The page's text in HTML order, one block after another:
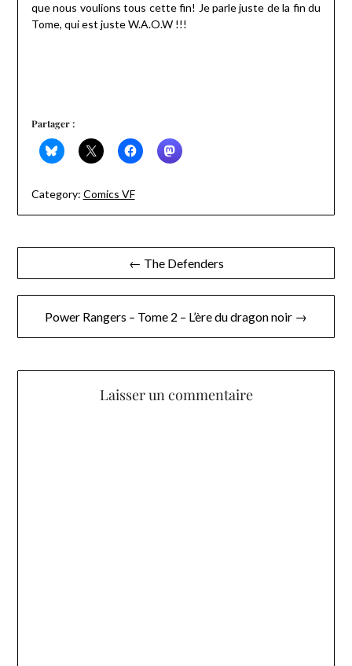
que nous voulions tous cette fin! Je parle juste de la fin du
Tome, qui est juste W.A.O.W !!!
Partager :
Category: Comics VF
Navigation
de
l’article
← The Defenders
Power Rangers – Tome 2 – L’ère du dragon noir →
Laisser un commentaire